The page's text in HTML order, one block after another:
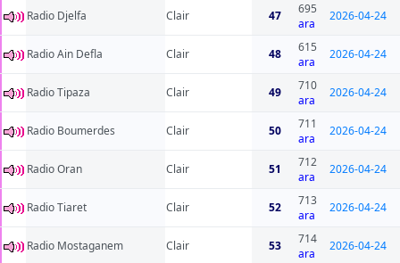
Radio Djelfa Clair 47
695
ara
2026-04-24
Radio Ain Defla Clair 48
615
ara
2026-04-24
Radio Tipaza Clair 49
710
ara
2026-04-24
Radio Boumerdes Clair 50
711
ara
2026-04-24
Radio Oran Clair 51
712
ara
2026-04-24
Radio Tiaret Clair 52
713
ara
2026-04-24
Radio Mostaganem Clair 53
714
ara
2026-04-24